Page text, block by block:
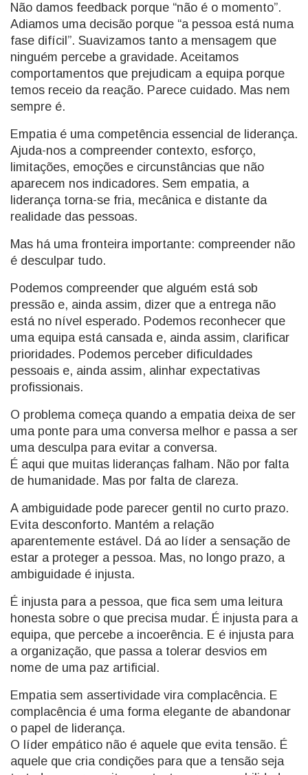
Não damos feedback porque “não é o momento”.
Adiamos uma decisão porque “a pessoa está numa
fase difícil”. Suavizamos tanto a mensagem que
ninguém percebe a gravidade. Aceitamos
comportamentos que prejudicam a equipa porque
temos receio da reação. Parece cuidado. Mas nem
sempre é.
Empatia é uma competência essencial de liderança.
Ajuda-nos a compreender contexto, esforço,
limitações, emoções e circunstâncias que não
aparecem nos indicadores. Sem empatia, a
liderança torna-se fria, mecânica e distante da
realidade das pessoas.
Mas há uma fronteira importante: compreender não
é desculpar tudo.
Podemos compreender que alguém está sob
pressão e, ainda assim, dizer que a entrega não
está no nível esperado. Podemos reconhecer que
uma equipa está cansada e, ainda assim, clarificar
prioridades. Podemos perceber dificuldades
pessoais e, ainda assim, alinhar expectativas
profissionais.
O problema começa quando a empatia deixa de ser
uma ponte para uma conversa melhor e passa a ser
uma desculpa para evitar a conversa.
É aqui que muitas lideranças falham. Não por falta
de humanidade. Mas por falta de clareza.
A ambiguidade pode parecer gentil no curto prazo.
Evita desconforto. Mantém a relação
aparentemente estável. Dá ao líder a sensação de
estar a proteger a pessoa. Mas, no longo prazo, a
ambiguidade é injusta.
É injusta para a pessoa, que fica sem uma leitura
honesta sobre o que precisa mudar. É injusta para a
equipa, que percebe a incoerência. E é injusta para
a organização, que passa a tolerar desvios em
nome de uma paz artificial.
Empatia sem assertividade vira complacência. E
complacência é uma forma elegante de abandonar
o papel de liderança.
O líder empático não é aquele que evita tensão. É
aquele que cria condições para que a tensão seja